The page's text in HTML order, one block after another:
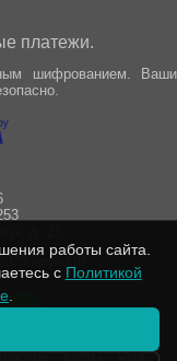
платежи.
шифрованием. Ваши
wepro.ru
карты Visa,
работы сайта.
с Политикой